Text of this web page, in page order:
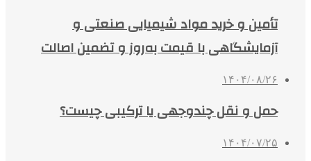
تأمین و خرید مواد شیمیایی صنعتی و
آزمایشگاهی با قیمت به‌روز و تضمین اصالت
۱۴۰۴/۰۸/۲۶
حمل و نقل چندوجهی یا ترکیبی چیست؟
۱۴۰۴/۰۷/۲۵